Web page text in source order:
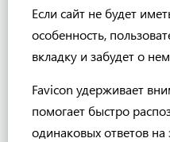
Если сайт не будет
особенность,
вкладку и забудет о
Favicon удерживает
помогает быстро
одинаковых ответов на